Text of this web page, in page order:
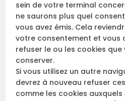
sein de votre terminal
ne saurons plus quel
vous avez émis. Cela
votre consentement et vous
refuser le ou les cookies
conserver.
Si vous utilisez un autre
devrez à nouveau refuser
comme les cookies